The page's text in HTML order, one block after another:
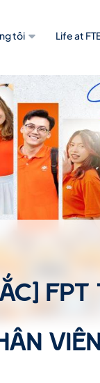
tôi Life at
FPT